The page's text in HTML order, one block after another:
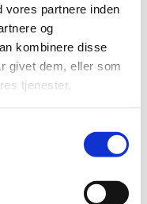
vores partnere inden
og
kombinere disse
givet dem, eller som
tjenester.
om
under COVID-19…
Retsevmo
Lilly